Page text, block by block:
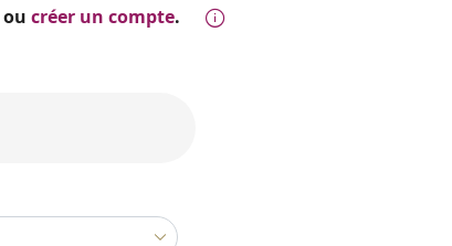
ou créer un compte.